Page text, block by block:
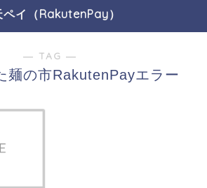
ペイ（RakutenPay）
― TAG ―
麺の市RakutenPayエラー